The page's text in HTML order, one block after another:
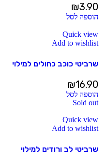
₪3.90
הוספה לסל
Quick view
Add to wishlist
שרביטי כוכב כחולים למילוי
₪16.90
הוספה לסל
Sold out
Quick view
Add to wishlist
שרביטי לב ורודים למילוי